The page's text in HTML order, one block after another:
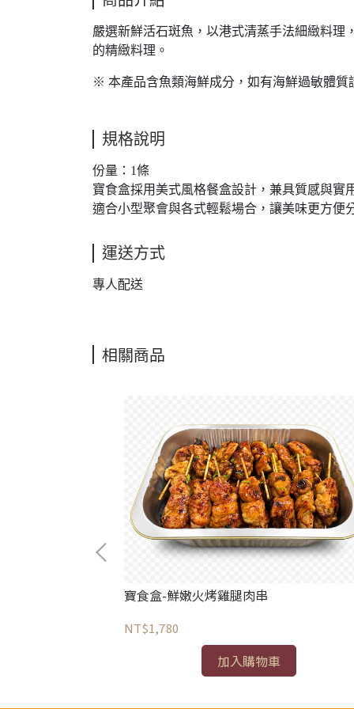
嚴選新鮮活石斑魚，以港式清蒸手法細緻料
的精緻料理。
※ 本產品含魚類海鮮成分，如有海鮮過敏體質
規格說明
份量：1條
寶食盒採用美式風格餐盒設計，兼具質感與實
適合小型聚會與各式輕鬆場合，讓美味更方便
運送方式
專人配送
相關商品
寶食盒-鮮嫩火烤雞腿肉串
NT$1,780
加入購物車